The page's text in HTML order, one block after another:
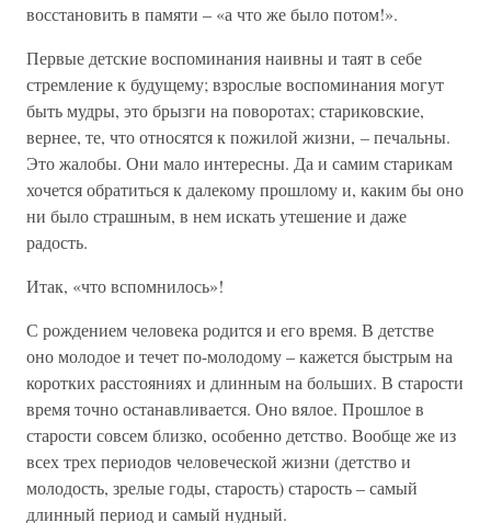
восстановить в памяти – «а что же было потом!».
Первые детские воспоминания наивны и таят в себе
стремление к будущему; взрослые воспоминания могут
быть мудры, это брызги на поворотах; стариковские,
вернее, те, что относятся к пожилой жизни, – печальны.
Это жалобы. Они мало интересны. Да и самим старикам
хочется обратиться к далекому прошлому и, каким бы оно
ни было страшным, в нем искать утешение и даже
радость.
Итак, «что вспомнилось»!
С рождением человека родится и его время. В детстве
оно молодое и течет по-молодому – кажется быстрым на
коротких расстояниях и длинным на больших. В старости
время точно останавливается. Оно вялое. Прошлое в
старости совсем близко, особенно детство. Вообще же из
всех трех периодов человеческой жизни (детство и
молодость, зрелые годы, старость) старость – самый
длинный период и самый нудный.